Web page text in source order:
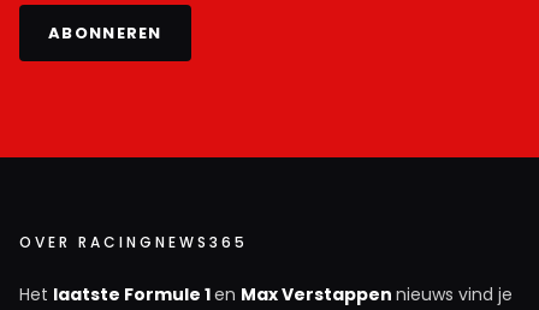
ABONNEREN
OVER RACINGNEWS365
Het laatste Formule 1en Max Verstappen nieuws vind je